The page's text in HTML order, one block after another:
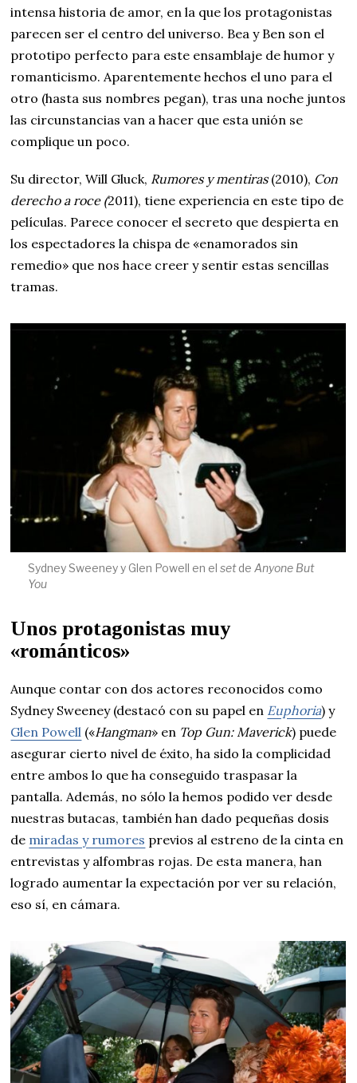
intensa historia de amor, en la que los protagonistas
parecen ser el centro del universo. Bea y Ben son el
prototipo perfecto para este ensamblaje de humor y
romanticismo. Aparentemente hechos el uno para el
otro (hasta sus nombres pegan), tras una noche juntos
las circunstancias van a hacer que esta unión se
complique un poco.
Su director, Will Gluck, Rumores y mentiras (2010), Con
derecho a roce (2011), tiene experiencia en este tipo de
películas. Parece conocer el secreto que despierta en
los espectadores la chispa de «enamorados sin
remedio» que nos hace creer y sentir estas sencillas
tramas.
Sydney Sweeney y Glen Powell en el setde Anyone But
You
Unos protagonistas muy
«románticos»
Aunque contar con dos actores reconocidos como
Sydney Sweeney (destacó con su papel en Euphoria) y
Glen Powell («Hangman» en Top Gun: Maverick) puede
asegurar cierto nivel de éxito, ha sido la complicidad
entre ambos lo que ha conseguido traspasar la
pantalla. Además, no sólo la hemos podido ver desde
nuestras butacas, también han dado pequeñas dosis
de miradas y rumores previos al estreno de la cinta en
entrevistas y alfombras rojas. De esta manera, han
logrado aumentar la expectación por ver su relación,
eso sí, en cámara.